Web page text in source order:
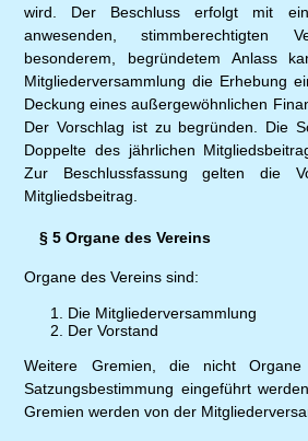
wird. Der Beschluss erfolgt mit
anwesenden, stimmberechtigten
besonderem, begründetem Anlass
Mitgliederversammlung die Erhebung
Deckung eines außergewöhnlichen
Der Vorschlag ist zu begründen. Die
Doppelte des jährlichen
Zur Beschlussfassung gelten die
Mitgliedsbeitrag.
§ 5 Organe des Vereins
Organe des Vereins sind:
Die Mitgliederversammlung
Der Vorstand
Weitere Gremien, die nicht
Satzungsbestimmung eingeführt
Gremien werden von der